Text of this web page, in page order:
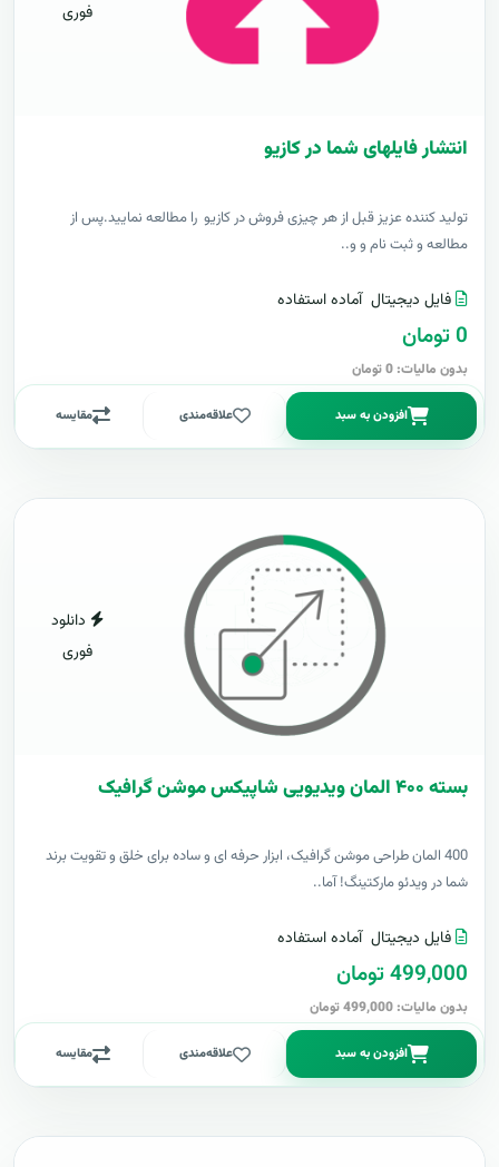
فوری
انتشار فایلهای شما در کازیو
توليد کننده عزيز قبل از هر چیزی فروش در کازیو را مطالعه نمایید.پس از
مطالعه و ثبت نام و و..
فایل دیجیتال آماده استفاده
0 تومان
بدون مالیات: 0 تومان
افزودن به سبد علاقه‌مندی مقایسه
دانلود
فوری
بسته ۴۰۰ المان ویدیویی شاپیکس موشن گرافیک
400 المان طراحی موشن گرافیک، ابزار حرفه ای و ساده برای خلق و تقویت برند
شما در ویدئو مارکتینگ! آما..
فایل دیجیتال آماده استفاده
499,000 تومان
بدون مالیات: 499,000 تومان
افزودن به سبد علاقه‌مندی مقایسه